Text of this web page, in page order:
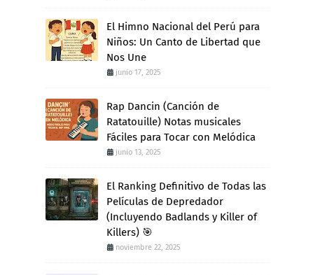
El Himno Nacional del Perú para
Niños: Un Canto de Libertad que
Nos Une
junio 17, 2025
Rap Dancin (Canción de
Ratatouille) Notas musicales
Fáciles para Tocar con Melódica
junio 13, 2025
El Ranking Definitivo de Todas las
Películas de Depredador
(Incluyendo Badlands y Killer of
Killers) 🎯
noviembre 22, 2025